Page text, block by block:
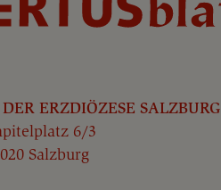
ERZDIÖZESE SALZBURG
6/3
Salzburg